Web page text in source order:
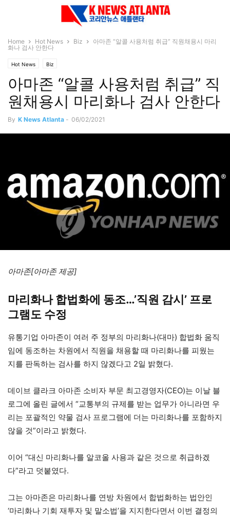
Home Hot News Biz
아마존 “알콜 사용처럼 취급” 직원채용시 마리
화나 검사 안한다
Hot News Biz
아마존 “알콜 사용처럼 취급” 직
원채용시 마리화나 검사 안한다
By K News Atlanta - 06/02/2021
아마존[아마존 제공]
마리화나 합법화에 동조…’직원 감시’ 프로
그램도 수정
유통기업 아마존이 여러 주 정부의 마리화나(대마) 합법화 움직
임에 동조하는 차원에서 직원을 채용할 때 마리화나를 피웠는
지를 판독하는 검사를 하지 않겠다고 2일 밝혔다.
데이브 클라크 아마존 소비자 부문 최고경영자(CEO)는 이날 블
로그에 올린 글에서 “교통부의 규제를 받는 업무가 아니라면 우
리는 포괄적인 약물 검사 프로그램에 더는 마리화나를 포함하지
않을 것”이라고 밝혔다.
이어 “대신 마리화나를 알코올 사용과 같은 것으로 취급하겠
다”라고 덧붙였다.
그는 아마존은 마리화나를 연방 차원에서 합법화하는 법안인
‘마리화나 기회 재투자 및 말소법’을 지지한다면서 이번 결정의